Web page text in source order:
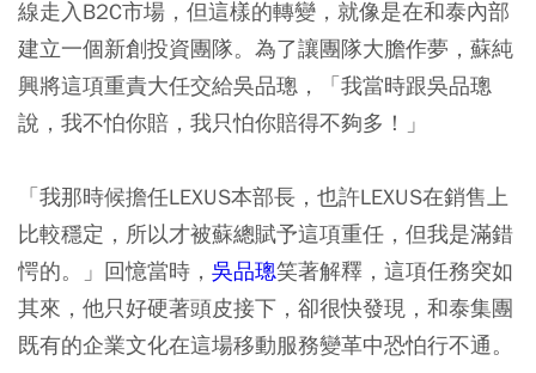
線走入B2C市場，但這樣的轉變，就像是在和泰內部
建立一個新創投資團隊。為了讓團隊大膽作夢，蘇純
興將這項重責大任交給吳品璁，「我當時跟吳品璁
說，我不怕你賠，我只怕你賠得不夠多！」
「我那時候擔任LEXUS本部長，也許LEXUS在銷售上
比較穩定，所以才被蘇總賦予這項重任，但我是滿錯
愕的。」回憶當時， 吳品璁笑著解釋，這項任務突如
其來，他只好硬著頭皮接下，卻很快發現，和泰集團
既有的企業文化在這場移動服務變革中恐怕行不通。